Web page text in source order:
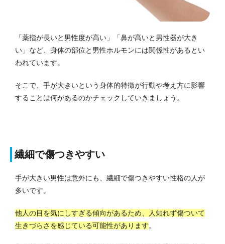
「薬指が長いと男性度が高い」「鼻が高いと男性器が大き
い」など、身体の部位と男性ホルモンには関係性があるとい
われています。
そこで、手が大きいという身体的特徴が行動や考え方に影響
することは何があるのかチェックしていきましょう。
繊細で傷つきやすい
手が大きい男性は意外にも、繊細で傷つきやすい性格の人が
多いです。
他人の目を気にしすぎる傾向があるため、人知れず傷ついて
生きづらさを感じている可能性があります。